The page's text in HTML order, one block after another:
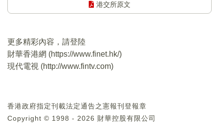
港交所原文
更多精彩內容，請登陸
財華香港網 (https://www.finet.hk/)
現代電視 (http://www.fintv.com)
香港政府指定刊載法定通告之憲報刊登報章
Copyright © 1998 - 2026 財華控股有限公司